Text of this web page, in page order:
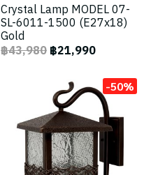
Crystal Lamp MODEL 07-
SL-6011-1500 (E27x18)
Gold
฿43,980฿21,990
-50%